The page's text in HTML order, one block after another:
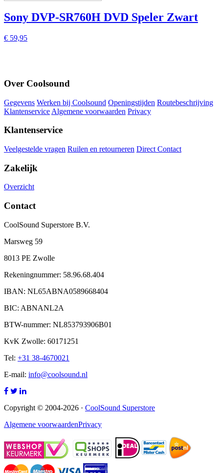
Sony DVP-SR760H DVD Speler Zwart
€ 59,95
Over Coolsound
Gegevens Werken bij Coolsound Openingstijden Routebeschrijving
Klantenservice Algemene voorwaarden Privacy
Klantenservice
Veelgestelde vragen Ruilen en retourneren Direct Contact
Zakelijk
Overzicht
Contact
CoolSound Superstore B.V.
Marsweg 59
8013 PE Zwolle
Rekeningnummer: 58.96.68.404
IBAN: NL65ABNA0589668404
BIC: ABNANL2A
BTW-nummer: NL853793906B01
KvK Zwolle: 60171251
Tel: +31 38-4670021
E-mail: info@coolsound.nl
Copyright © 2004-2026 · CoolSound Superstore
Algemene voorwaardenPrivacy